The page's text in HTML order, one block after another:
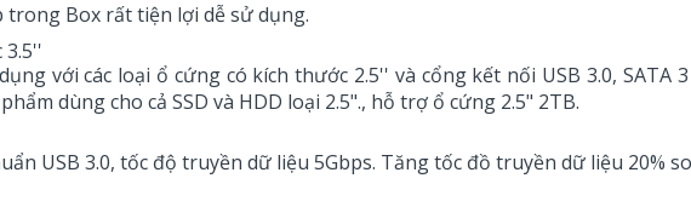
Box rất tiện lợi dễ sử dụng.
với các loại ổ cứng có kích thước 2.5'' và cổng kết nối USB 3.0, SATA
dùng cho cả SSD và HDD loại 2.5"., hỗ trợ ổ cứng 2.5" 2TB.
USB 3.0, tốc độ truyền dữ liệu 5Gbps. Tăng tốc đồ truyền dữ liệu 20%